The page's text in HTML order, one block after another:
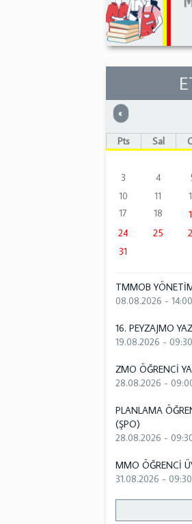
« Önceki
Pts Sal
3
4
10
11
17
18
24
25
31
TMMOB
08.08.2026 - 14:00
16. PEYZAJMO
19.08.2026 - 09:30
ZMO ÖĞRENCİ
28.08.2026 -
PLANLAMA
(ŞPO)
28.08.2026 -
MMO ÖĞRENCİ
31.08.2026 - 09:30